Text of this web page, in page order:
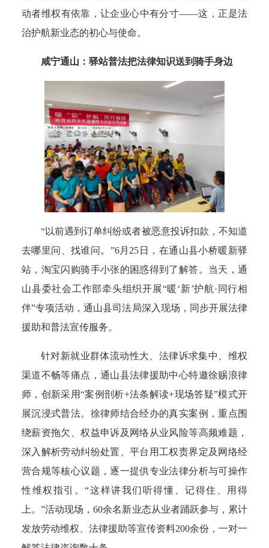
动者维权有依靠，让企业心中有分寸——这，正是法
治护航新业态的初心与使命。
咸宁通山：驿站普法把法律知识送到骑手身边
“以前遇到订单纠纷或者被恶意投诉扣款，不知道
去哪里问、找谁问。”6月25日，在通山县小桥暖新驿
站，淘宝闪购骑手小张的困惑得到了解答。当天，通
山县委社会工作部牵头组织开展“暖‘新’护航·同行相
伴”专项活动，通山县司法局深入现场，同步开展法律
援助和普法宣传服务。
针对新就业群体流动性大、法律诉求集中、维权
渠道不畅等痛点，通山县法律援助中心特邀徐赐浪律
师，创新采用“案例剖析+法条解读+现场答疑”模式开
展沉浸式普法。徐律师结合经办的真实案例，重点围
绕薪资拖欠、权益申诉及网络从业风险等高频难题，
深入解析劳动纠纷处置、平台用工权责界定及网络经
营合规等核心议题，逐一提供专业法律分析与可操作
性维权指引。“这样讲我们听得懂、记得住、用得
上。”活动现场，60余名新业态从业者踊跃参与，累计
发放劳动维权、法律援助等宣传资料200余份，一对一